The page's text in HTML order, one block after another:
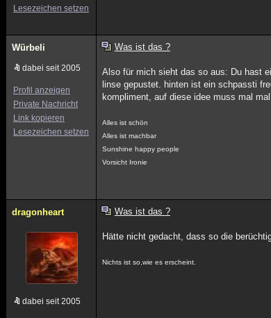
Lesezeichen setzen
Würbeli
dabei seit 2005
Profil anzeigen
Private Nachricht
Link kopieren
Lesezeichen setzen
Was ist das ?
Also für mich sieht das so aus: Du hast
linse gepustet. hinten ist ein schpassti
kompliment, auf diese idee muss mal
Alles ist schön
Alles ist machbar
Sunshine happy people
Vorsicht Ironie
dragonheart
dabei seit 2005
Was ist das ?
Hätte nicht gedacht, dass so die
Nichts ist so,wie es erscheint.